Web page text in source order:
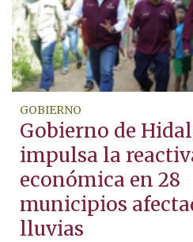
GOBIERNO
Gobierno de
impulsa la
económica en 28
municipios
lluvias